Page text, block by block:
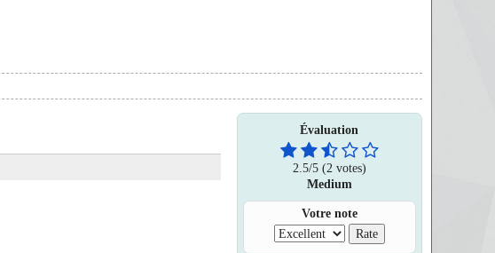
Évaluation
2.5/5 (2 votes)
Medium
Votre note